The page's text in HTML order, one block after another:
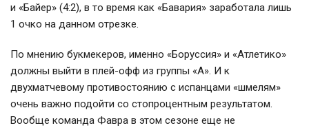
и «Байер» (4:2), в то время как «Бавария» заработала лишь
1 очко на данном отрезке.
По мнению букмекеров, именно «Боруссия» и «Атлетико»
должны выйти в плей-офф из группы «A». И к
двухматчевому противостоянию с испанцами «шмелям»
очень важно подойти со стопроцентным результатом.
Вообще команда Фавра в этом сезоне еще не